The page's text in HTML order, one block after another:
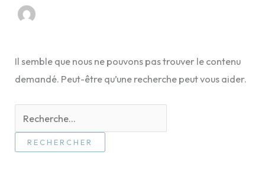
Il semble que nous ne pouvons pas trouver le contenu
demandé. Peut-être qu’une recherche peut vous aider.
Rechercher :